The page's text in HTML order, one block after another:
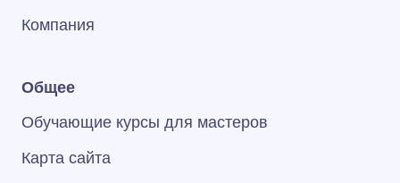
Компания
Общее
Обучающие курсы для мастеров
Карта сайта